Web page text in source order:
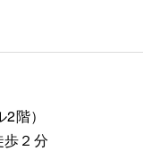
階）
２分